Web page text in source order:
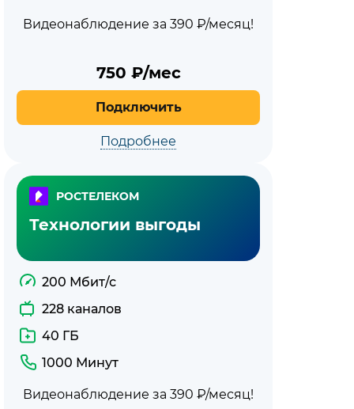
тарифы
Видеонаблюдение за 390 ₽/месяц!
750 ₽/мес
Подключить
Подробнее
РОСТЕЛЕКОМ
Технологии выгоды
200 Мбит/с
228 каналов
40 ГБ
1000 Минут
Видеонаблюдение за 390 ₽/месяц!